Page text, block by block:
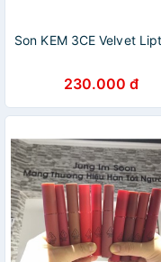
Son KEM 3CE Velvet
230.000 đ